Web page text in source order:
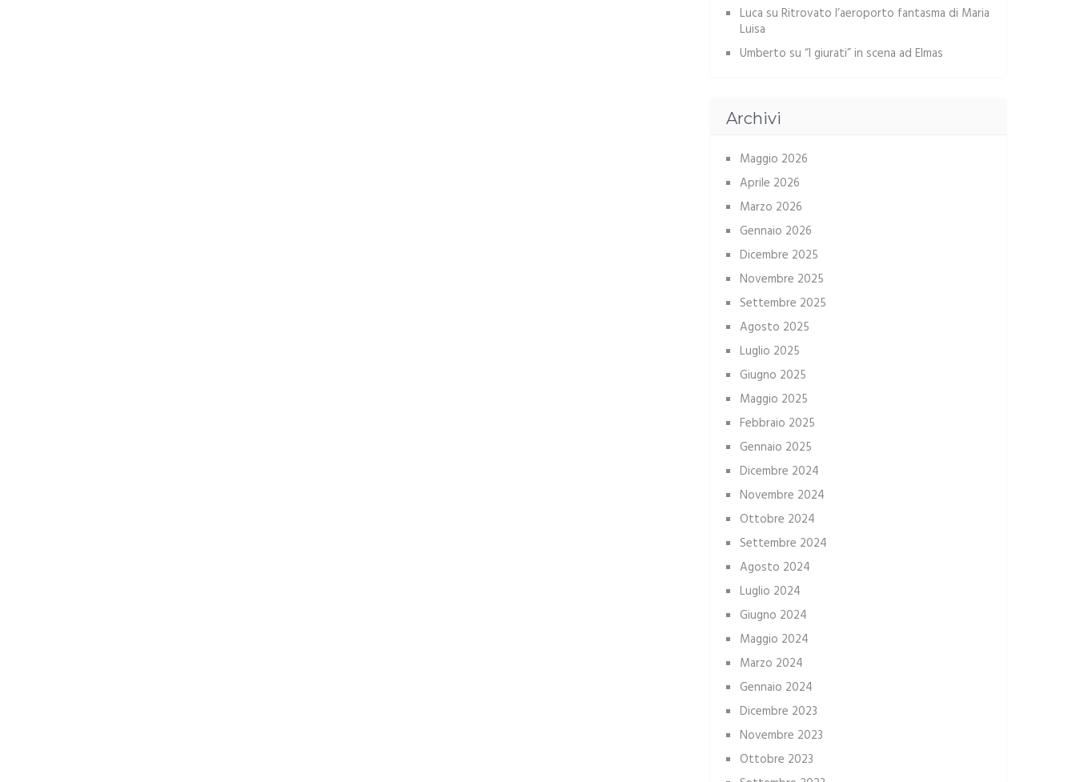
Luca su Ritrovato l’aeroporto fantasma di Maria
Luisa
Umberto su “I giurati” in scena ad Elmas
Archivi
Maggio 2026
Aprile 2026
Marzo 2026
Gennaio 2026
Dicembre 2025
Novembre 2025
Settembre 2025
Agosto 2025
Luglio 2025
Giugno 2025
Maggio 2025
Febbraio 2025
Gennaio 2025
Dicembre 2024
Novembre 2024
Ottobre 2024
Settembre 2024
Agosto 2024
Luglio 2024
Giugno 2024
Maggio 2024
Marzo 2024
Gennaio 2024
Dicembre 2023
Novembre 2023
Ottobre 2023